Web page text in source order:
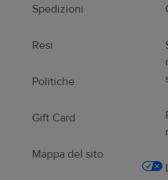
Spedizioni
Resi
Politiche
Gift Card
Mappa del sito